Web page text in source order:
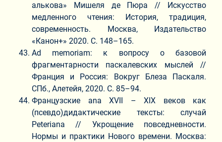
алькова» Мишеля де Пюра // Искусство
медленного чтения: История, традиция,
современность. Москва, Издательство
«Канон+» 2020. С. 148–165.
Ad memoriam: к вопросу о базовой
фрагментарности паскалевских мыслей //
Франция и Россия: Вокруг Блеза Паскаля.
СПб., Алетейя, 2020. С. 85–94.
Французские ana XVII – XIX веков как
(псевдо)дидактические тексты: случай
Peteriana // Укрощение повседневности.
Нормы и практики Нового времени. Москва: